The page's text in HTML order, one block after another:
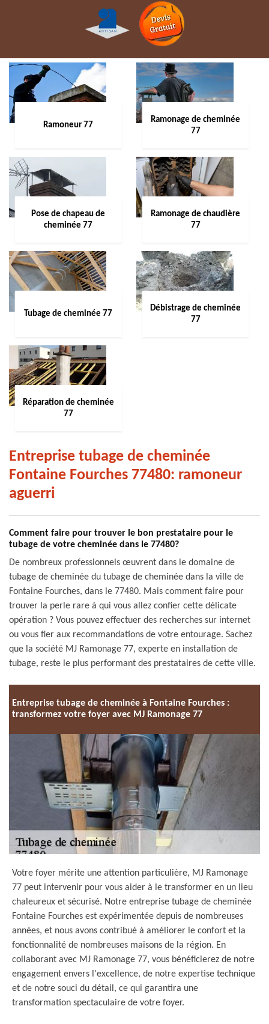
Ramoneur 77
Ramonage de cheminée
77
Pose de chapeau de
cheminée 77
Ramonage de chaudière
77
Tubage de cheminée 77
Débistrage de cheminée
77
Réparation de cheminée
77
Entreprise tubage de cheminée
Fontaine Fourches 77480: ramoneur
aguerri
Comment faire pour trouver le bon prestataire pour le
tubage de votre cheminée dans le 77480?
De nombreux professionnels œuvrent dans le domaine de
tubage de cheminée du tubage de cheminée dans la ville de
Fontaine Fourches, dans le 77480. Mais comment faire pour
trouver la perle rare à qui vous allez confier cette délicate
opération ? Vous pouvez effectuer des recherches sur internet
ou vous fier aux recommandations de votre entourage. Sachez
que la société MJ Ramonage 77, experte en installation de
tubage, reste le plus performant des prestataires de cette ville.
Entreprise tubage de cheminée à Fontaine Fourches :
transformez votre foyer avec MJ Ramonage 77
Votre foyer mérite une attention particulière, MJ Ramonage
77 peut intervenir pour vous aider à le transformer en un lieu
chaleureux et sécurisé. Notre entreprise tubage de cheminée
Fontaine Fourches est expérimentée depuis de nombreuses
années, et nous avons contribué à améliorer le confort et la
fonctionnalité de nombreuses maisons de la région. En
collaborant avec MJ Ramonage 77, vous bénéficierez de notre
engagement envers l'excellence, de notre expertise technique
et de notre souci du détail, ce qui garantira une
transformation spectaculaire de votre foyer.